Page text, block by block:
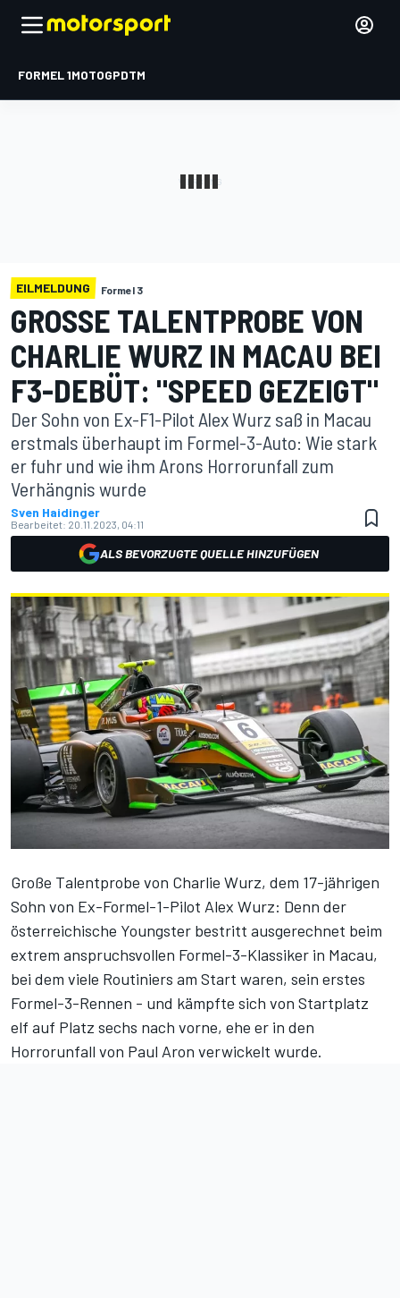
FORMEL 1MOTOGPDTM
EILMELDUNG Formel 3
GROSSE TALENTPROBE VON C
HARLIE WURZ IN MACAU BEI F
3-DEBÜT: "SPEED GEZEIGT"
Der Sohn von Ex-F1-Pilot Alex Wurz saß in Macau
erstmals überhaupt im Formel-3-Auto: Wie stark
er fuhr und wie ihm Arons Horrorunfall zum
Verhängnis wurde
Sven Haidinger
Bearbeitet: 20.11.2023, 04:11
ALS BEVORZUGTE QUELLE HINZUFÜGEN
Große Talentprobe von Charlie Wurz, dem 17-jährigen
Sohn von Ex-Formel-1-Pilot Alex Wurz: Denn der
österreichische Youngster bestritt ausgerechnet beim
extrem anspruchsvollen Formel-3-Klassiker in Macau,
bei dem viele Routiniers am Start waren, sein erstes
Formel-3-Rennen - und kämpfte sich von Startplatz
elf auf Platz sechs nach vorne, ehe er in den
Horrorunfall von Paul Aron verwickelt wurde.